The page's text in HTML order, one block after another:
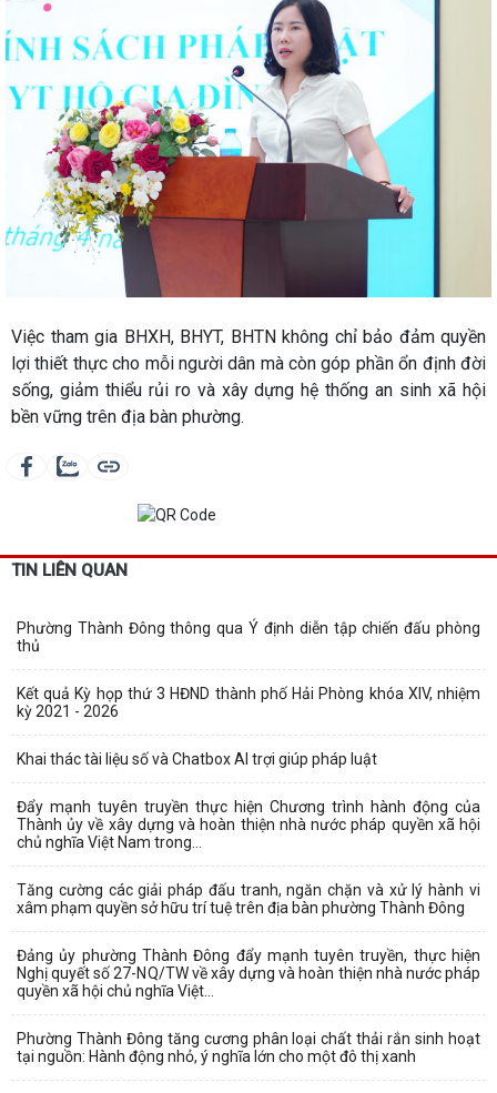
Việc tham gia BHXH, BHYT, BHTN không chỉ bảo đảm quyền
lợi thiết thực cho mỗi người dân mà còn góp phần ổn định đời
sống, giảm thiểu rủi ro và xây dựng hệ thống an sinh xã hội
bền vững trên địa bàn phường.
TIN LIÊN QUAN
Phường Thành Đông thông qua Ý định diễn tập chiến đấu phòng
thủ
Kết quả Kỳ họp thứ 3 HĐND thành phố Hải Phòng khóa XIV, nhiệm
kỳ 2021 - 2026
Khai thác tài liệu số và Chatbox AI trợi giúp pháp luật
Đẩy mạnh tuyên truyền thực hiện Chương trình hành động của
Thành ủy về xây dựng và hoàn thiện nhà nước pháp quyền xã hội
chủ nghĩa Việt Nam trong...
Tăng cường các giải pháp đấu tranh, ngăn chặn và xử lý hành vi
xâm phạm quyền sở hữu trí tuệ trên địa bàn phường Thành Đông
Đảng ủy phường Thành Đông đẩy mạnh tuyên truyền, thực hiện
Nghị quyết số 27-NQ/TW về xây dựng và hoàn thiện nhà nước pháp
quyền xã hội chủ nghĩa Việt...
Phường Thành Đông tăng cương phân loại chất thải rắn sinh hoạt
tại nguồn: Hành động nhỏ, ý nghĩa lớn cho một đô thị xanh